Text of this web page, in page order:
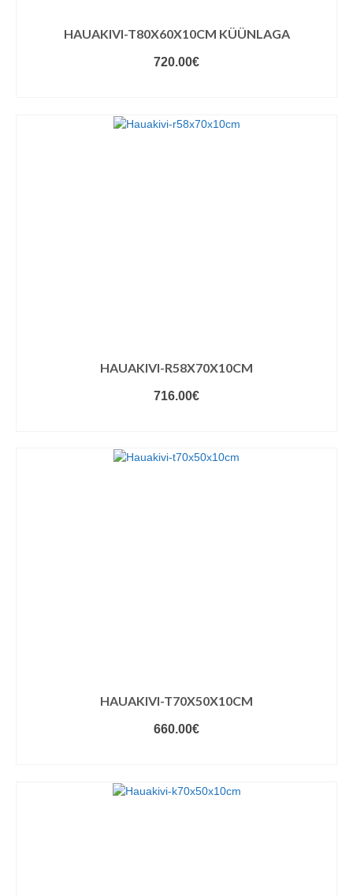
HAUAKIVI-T80X60X10CM KÜÜNLAGA
720.00€
HAUAKIVI-R58X70X10CM
716.00€
HAUAKIVI-T70X50X10CM
660.00€